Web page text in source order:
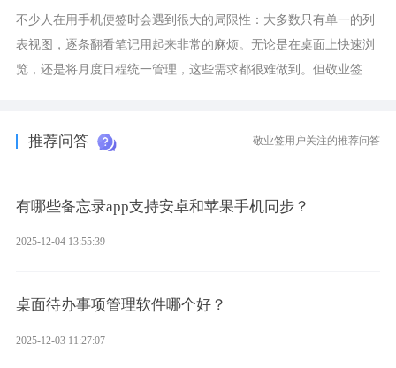
不少人在用手机便签时会遇到很大的局限性：大多数只有单一的列
表视图，逐条翻看笔记用起来非常的麻烦。无论是在桌面上快速浏
览，还是将月度日程统一管理，这些需求都很难做到。但敬业签作
推荐问答 敬业签用户关注的推荐问答
有哪些备忘录app支持安卓和苹果手机同步？
2025-12-04 13:55:39
桌面待办事项管理软件哪个好？
2025-12-03 11:27:07